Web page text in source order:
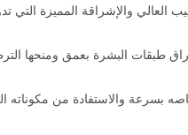
طبقات البشرة بعمق ومنحها
بسرعة والاستفادة من مكوناته